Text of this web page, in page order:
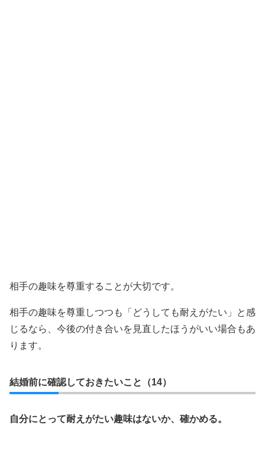
相手の趣味を尊重することが大切です。
相手の趣味を尊重しつつも「どうしても耐えがたい」と感
じるなら、今後の付き合いを見直したほうがいい場合もあ
ります。
結婚前に確認しておきたいこと（14）
自分にとって耐えがたい趣味はないか、確かめる。